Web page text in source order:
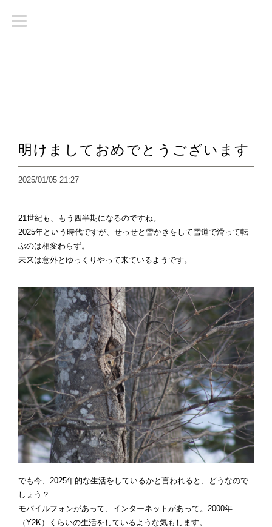
明けましておめでとうございます
2025/01/05 21:27
21世紀も、もう四半期になるのですね。
2025年という時代ですが、せっせと雪かきをして雪道で滑って転
ぶのは相変わらず。
未来は意外とゆっくりやって来ているようです。
でも今、2025年的な生活をしているかと言われると、どうなので
しょう？
モバイルフォンがあって、インターネットがあって。2000年
（Y2K）くらいの生活をしているような気もします。